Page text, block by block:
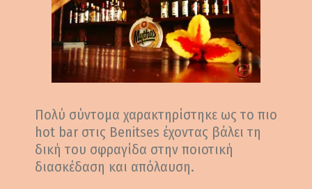
Πολύ σύντομα χαρακτηρίστηκε ως το πιο
hot bar στις Benitses έχοντας βάλει τη
δική του σφραγίδα στην ποιοτική
διασκέδαση και απόλαυση.